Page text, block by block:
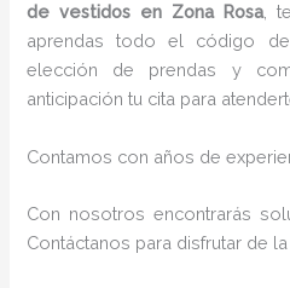
de vestidos en Zona Rosa,
aprendas todo el código
elección de prendas y
anticipación tu cita para
Contamos con años de
Con nosotros encontrarás
Contáctanos para disfrutar de